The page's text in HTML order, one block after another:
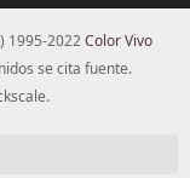
1995-2022Color Vivo
se cita fuente.